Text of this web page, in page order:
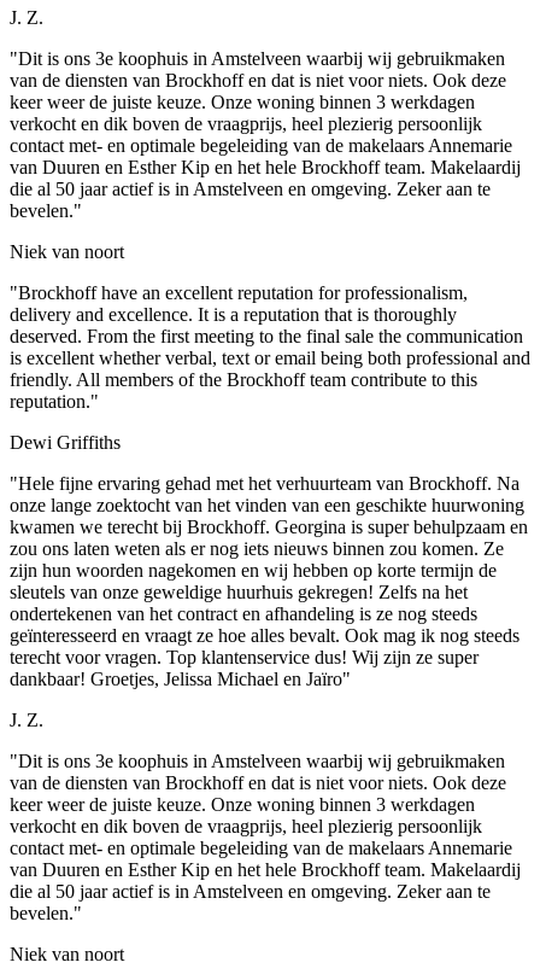
J. Z.
"Dit is ons 3e koophuis in Amstelveen waarbij wij gebruikmaken
van de diensten van Brockhoff en dat is niet voor niets. Ook deze
keer weer de juiste keuze. Onze woning binnen 3 werkdagen
verkocht en dik boven de vraagprijs, heel plezierig persoonlijk
contact met- en optimale begeleiding van de makelaars Annemarie
van Duuren en Esther Kip en het hele Brockhoff team. Makelaardij
die al 50 jaar actief is in Amstelveen en omgeving. Zeker aan te
bevelen."
Niek van noort
"Brockhoff have an excellent reputation for professionalism,
delivery and excellence. It is a reputation that is thoroughly
deserved. From the first meeting to the final sale the communication
is excellent whether verbal, text or email being both professional and
friendly. All members of the Brockhoff team contribute to this
reputation."
Dewi Griffiths
"Hele fijne ervaring gehad met het verhuurteam van Brockhoff. Na
onze lange zoektocht van het vinden van een geschikte huurwoning
kwamen we terecht bij Brockhoff. Georgina is super behulpzaam en
zou ons laten weten als er nog iets nieuws binnen zou komen. Ze
zijn hun woorden nagekomen en wij hebben op korte termijn de
sleutels van onze geweldige huurhuis gekregen! Zelfs na het
ondertekenen van het contract en afhandeling is ze nog steeds
geïnteresseerd en vraagt ze hoe alles bevalt. Ook mag ik nog steeds
terecht voor vragen. Top klantenservice dus! Wij zijn ze super
dankbaar! Groetjes, Jelissa Michael en Jaïro"
J. Z.
"Dit is ons 3e koophuis in Amstelveen waarbij wij gebruikmaken
van de diensten van Brockhoff en dat is niet voor niets. Ook deze
keer weer de juiste keuze. Onze woning binnen 3 werkdagen
verkocht en dik boven de vraagprijs, heel plezierig persoonlijk
contact met- en optimale begeleiding van de makelaars Annemarie
van Duuren en Esther Kip en het hele Brockhoff team. Makelaardij
die al 50 jaar actief is in Amstelveen en omgeving. Zeker aan te
bevelen."
Niek van noort